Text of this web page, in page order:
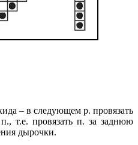
– в следующем р. провязать
т.е. провязать п. за заднюю
дырочки.